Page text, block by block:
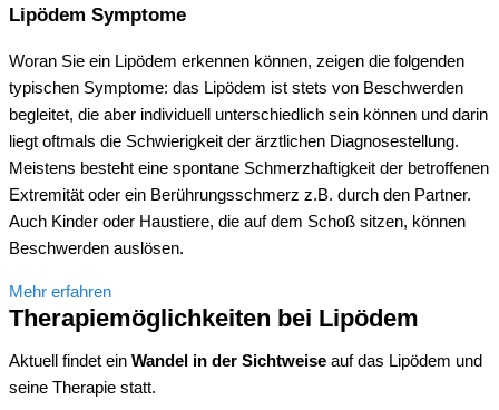
Lipödem Symptome
Woran Sie ein Lipödem erkennen können, zeigen die folgenden
typischen Symptome: das Lipödem ist stets von Beschwerden
begleitet, die aber individuell unterschiedlich sein können und darin
liegt oftmals die Schwierigkeit der ärztlichen Diagnosestellung.
Meistens besteht eine spontane Schmerzhaftigkeit der betroffenen
Extremität oder ein Berührungsschmerz z.B. durch den Partner.
Auch Kinder oder Haustiere, die auf dem Schoß sitzen, können
Beschwerden auslösen.
Mehr erfahren
Therapiemöglichkeiten bei Lipödem
Aktuell findet ein Wandel in der Sichtweise auf das Lipödem und
seine Therapie statt.